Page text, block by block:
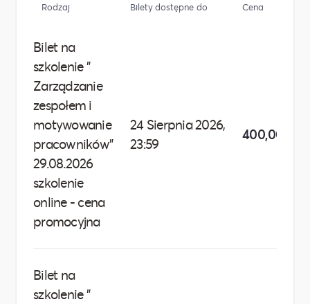
Rodzaj Bilety dostępne do Cena
Bilet na
szkolenie "
Zarządzanie
zespołem i
motywowanie
pracowników"
29.08.2026
szkolenie
online - cena
promocyjna
24 Sierpnia 2026,
23:59
400,00 zł
Bilet na
szkolenie "